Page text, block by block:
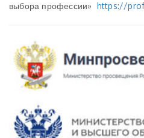
выбора профессии» https://